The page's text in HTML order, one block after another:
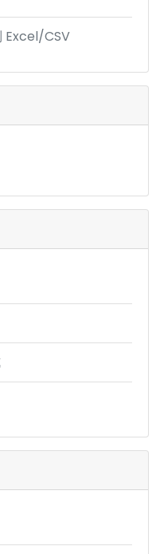
Excel/CSV